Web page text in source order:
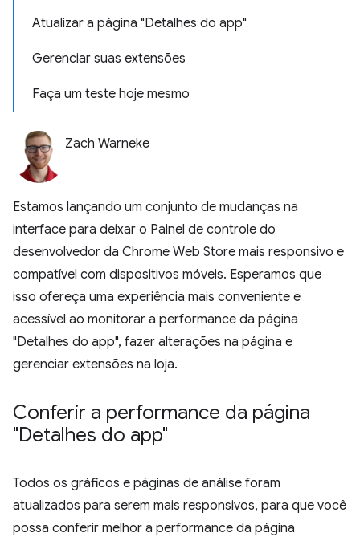
Atualizar a página "Detalhes do app"
Gerenciar suas extensões
Faça um teste hoje mesmo
Zach Warneke
Estamos lançando um conjunto de mudanças na
interface para deixar o Painel de controle do
desenvolvedor da Chrome Web Store mais responsivo e
compatível com dispositivos móveis. Esperamos que
isso ofereça uma experiência mais conveniente e
acessível ao monitorar a performance da página
"Detalhes do app", fazer alterações na página e
gerenciar extensões na loja.
Conferir a performance da página
"Detalhes do app"
Todos os gráficos e páginas de análise foram
atualizados para serem mais responsivos, para que você
possa conferir melhor a performance da página